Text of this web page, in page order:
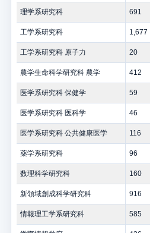
理学系研究科 691
工学系研究科 1,677
工学系研究科 原子力 20
農学生命科学研究科 農学 412
医学系研究科 保健学 59
医学系研究科 医科学 46
医学系研究科 公共健康医学 116
薬学系研究科 96
数理科学研究科 160
新領域創成科学研究科 916
情報理工学系研究科 585